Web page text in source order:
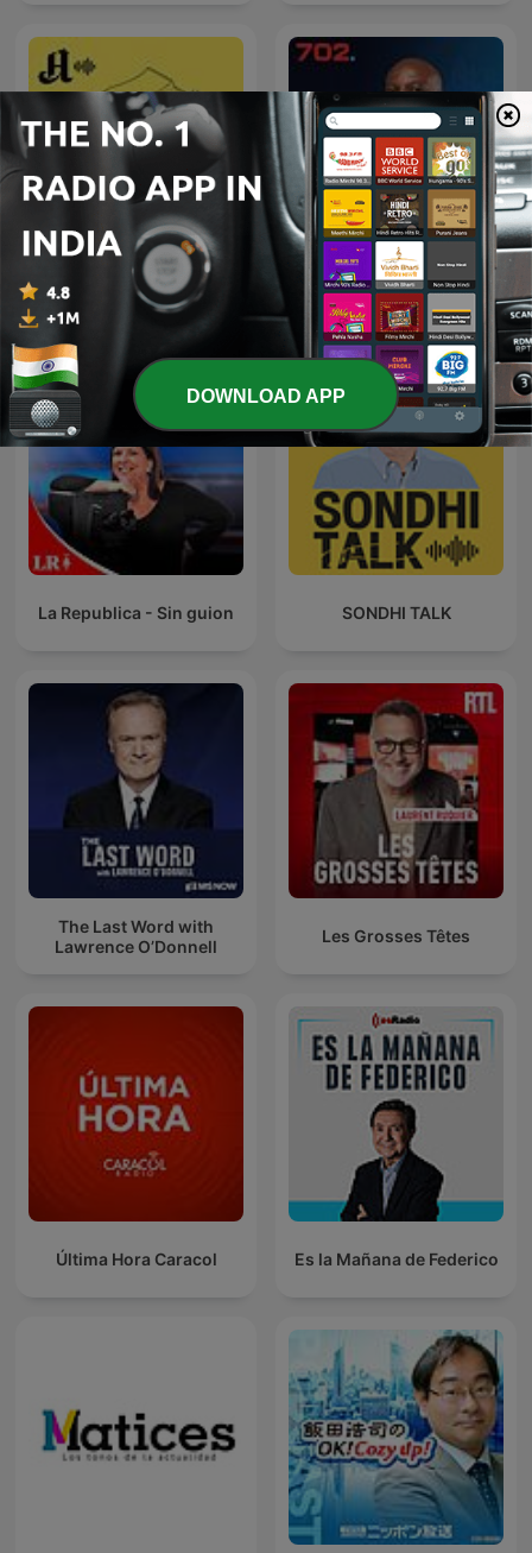
Forklart
The Clement Manyathela
Show
La Republica - Sin guion SONDHI TALK
The Last Word with
Lawrence O’Donnell
Les Grosses Têtes
Última Hora Caracol Es la Mañana de Federico
DOWNLOAD APP